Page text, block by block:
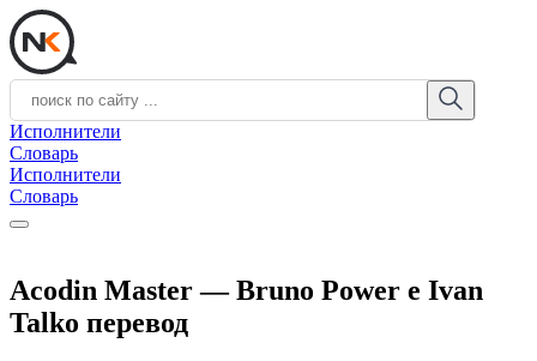
Исполнители
Словарь
Исполнители
Словарь
Acodin Master — Bruno Power e Ivan
Talko перевод